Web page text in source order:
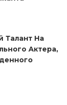
Талант На
Актера,